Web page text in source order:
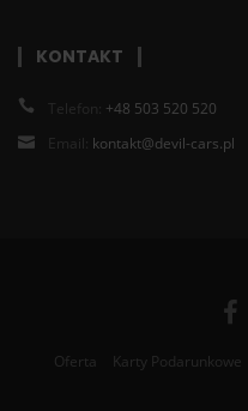
KONTAKT
Telefon: +48 503 520 520
Email: kontakt@devil-cars.pl
Oferta Karty Podarunkowe